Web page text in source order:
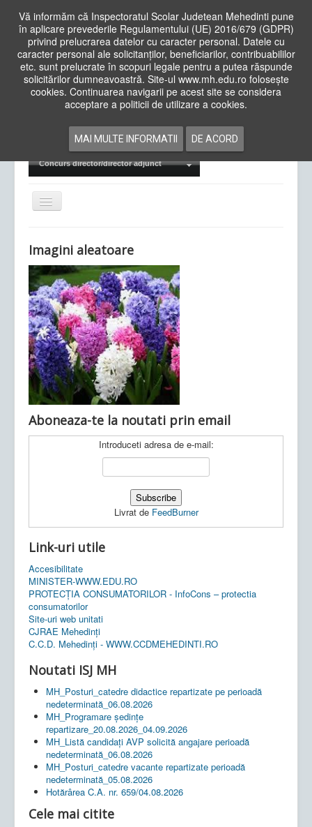
Vă informăm că Inspectoratul Scolar Judetean Mehedinti pune
în aplicare prevederile Regulamentului (UE) 2016/679 (GDPR)
privind prelucrarea datelor cu caracter personal. Datele cu
caracter personal ale solicitanților, beneficiarilor, contribuabililor
etc. sunt prelucrate în scopuri legale pentru a putea răspunde
solicitărilor dumneavoastră. Site-ul www.mh.edu.ro folosește
cookies. Continuarea navigarii pe acest site se considera
acceptare a politicii de utilizare a cookies.
MAI MULTE INFORMATII DE ACORD
Cauta
in
siteAcasa Cadre Didactice
Examene Naționale
Concurs director/director adjunct
Comută
navigarea
Ultimele articole: Vi, 04.11.2022 -
Județean Mehedinți
Imagini aleatoare
Aboneaza-te la noutati prin email
Introduceti adresa de e-mail:
Livrat de FeedBurner
Link-uri utile
Accesibilitate
MINISTER-WWW.EDU.RO
PROTECȚIA CONSUMATORILOR - InfoCons – protectia
consumatorilor
Site-uri web unitati
CJRAE Mehedinți
C.C.D. Mehedinţi - WWW.CCDMEHEDINTI.RO
Noutati ISJ MH
MH_Posturi_catedre didactice repartizate pe perioadă
nedeterminată_06.08.2026
MH_Programare ședințe
repartizare_20.08.2026_04.09.2026
MH_Listă candidați AVP solicită angajare perioadă
nedeterminată_06.08.2026
MH_Posturi_catedre vacante repartizate perioadă
nedeterminată_05.08.2026
Hotărârea C.A. nr. 659/04.08.2026
Cele mai citite